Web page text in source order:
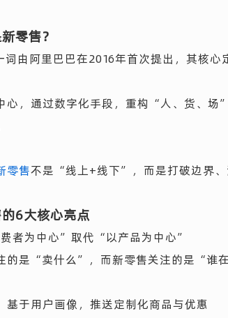
零售？
由阿里巴巴在2016年首次提出，其核心
心，通过数字化手段，重构“人、货、
零售不是“线上+线下”，而是打破边界、
6大核心亮点
者为中心”取代“以产品为中心”
的是“卖什么”，而新零售关注的是“谁
基于用户画像，推送定制化商品与优惠